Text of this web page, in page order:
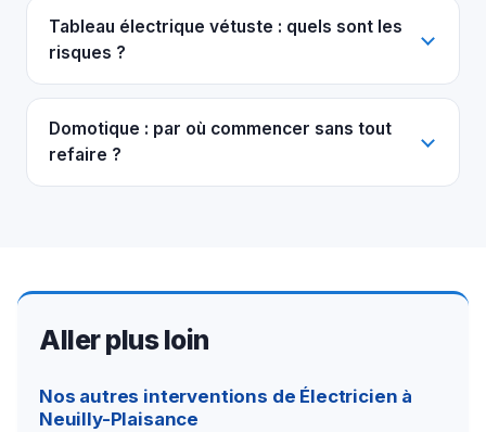
Tableau électrique vétuste : quels sont les
risques ?
Domotique : par où commencer sans tout
refaire ?
Aller plus loin
Nos autres interventions de Électricien à
Neuilly-Plaisance